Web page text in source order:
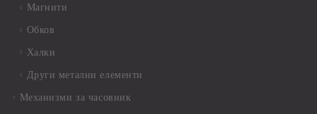
Магнити
Обков
Халки
Други метални елементи
Механизми за часовник